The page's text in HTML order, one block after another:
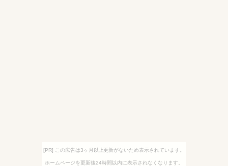
[PR] この広告は3ヶ月以上更新がないため表示されています。
ホームページを更新後24時間以内に表示されなくなります。